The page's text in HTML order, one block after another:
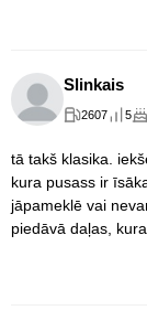
Slinkais
2607 5
tā takš klasika.
kura pusass ir
jāpameklē vai
piedāvā daļas,